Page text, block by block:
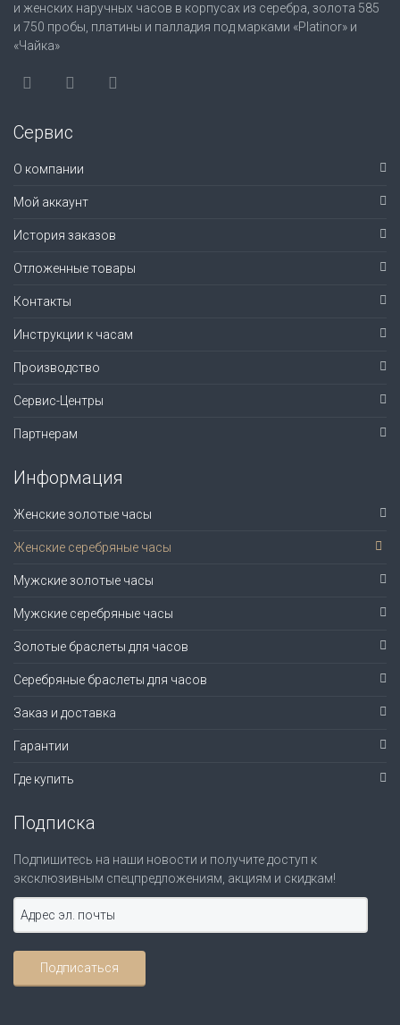
и женских наручных часов в корпусах из серебра, золота 585
и 750 пробы, платины и палладия под марками «Platinor» и
«Чайка»
Сервис
О компании
Мой аккаунт
История заказов
Отложенные товары
Контакты
Инструкции к часам
Производство
Сервис-Центры
Партнерам
Информация
Женские золотые часы
Женские серебряные часы
Мужские золотые часы
Мужские серебряные часы
Золотые браслеты для часов
Серебряные браслеты для часов
Заказ и доставка
Гарантии
Где купить
Подписка
Подпишитесь на наши новости и получите доступ к
эксклюзивным спецпредложениям, акциям и скидкам!